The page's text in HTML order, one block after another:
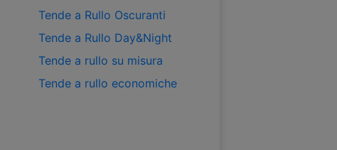
Tende a Rullo Oscuranti
Tende a Rullo Day&Night
Tende a rullo su misura
Tende a rullo economiche